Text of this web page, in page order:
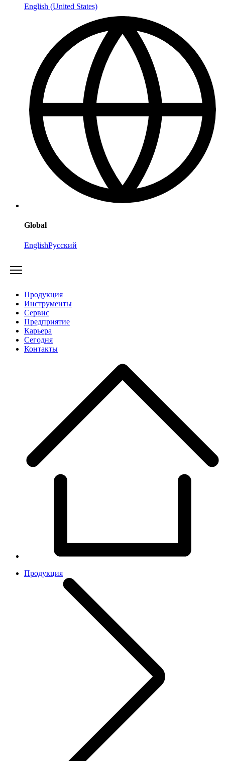
English (United States)
Global
EnglishРусский
Продукция
Инструменты
Сервис
Предприятие
Карьера
Cегодня
Контакты
Продукция